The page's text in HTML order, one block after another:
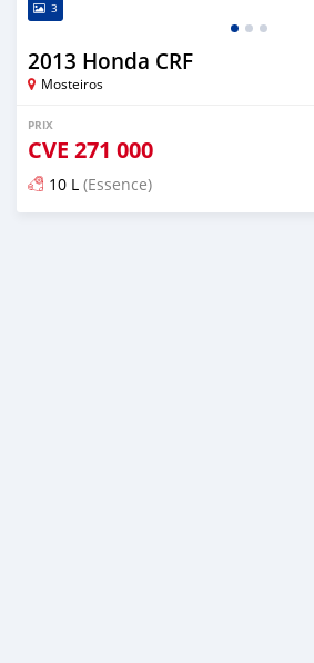
3
2013 Honda CRF
Mosteiros
PRIX
CVE 271 000
10 L (Essence)